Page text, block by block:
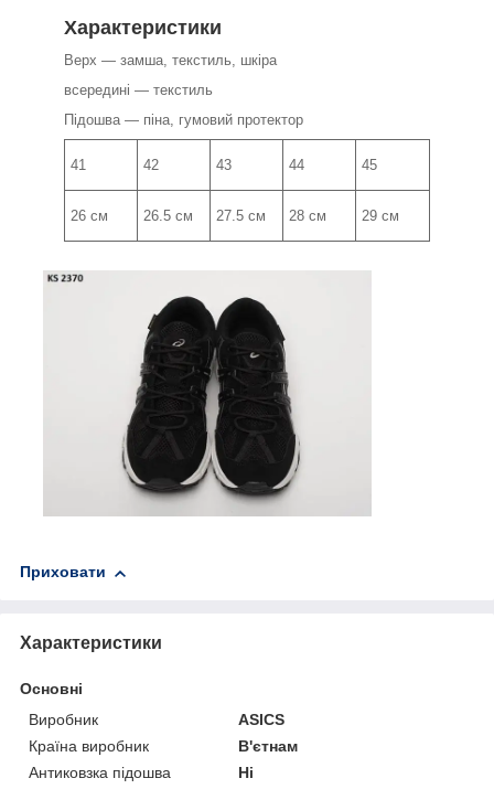
Характеристики
Верх — замша, текстиль, шкіра
всередині — текстиль
Підошва — піна, гумовий протектор
41 42 43 44 45
26 см 26.5 см 27.5 см 28 см 29 см
Приховати
Характеристики
Основні
Виробник
ASICS
Країна виробник
В'єтнам
Антиковзка підошва
Ні